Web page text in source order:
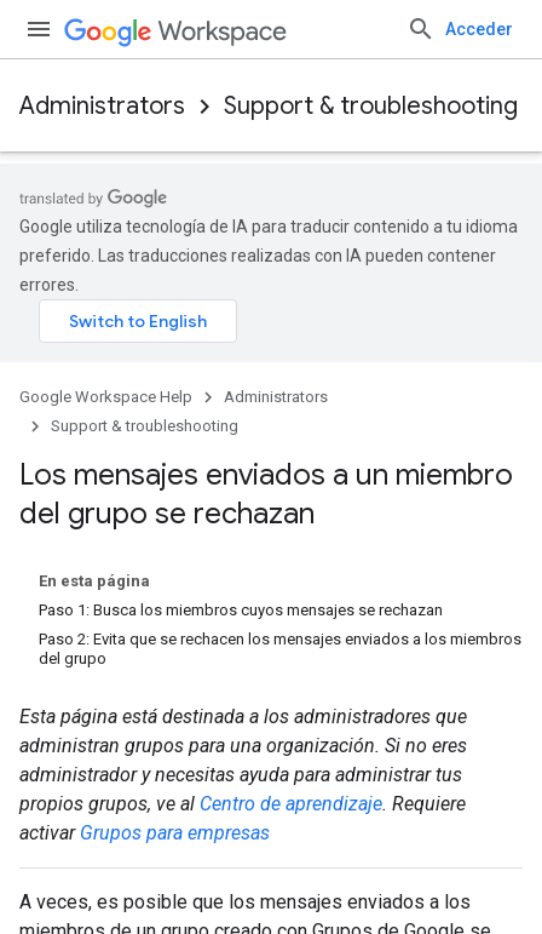
Acceder
Administrators Support & troubleshooting
Google utiliza tecnología de IA para traducir contenido a tu idioma
preferido. Las traducciones realizadas con IA pueden contener
errores.
Google Workspace Help
Administrators
Support & troubleshooting
Los mensajes enviados a un miembro
del grupo se rechazan
En esta página
Paso 1: Busca los miembros cuyos mensajes se rechazan
Paso 2: Evita que se rechacen los mensajes enviados a los miembros
del grupo
Esta página está destinada a los administradores que
administran grupos para una organización. Si no eres
administrador y necesitas ayuda para administrar tus
propios grupos, ve al Centro de aprendizaje. Requiere
activar Grupos para empresas
A veces, es posible que los mensajes enviados a los